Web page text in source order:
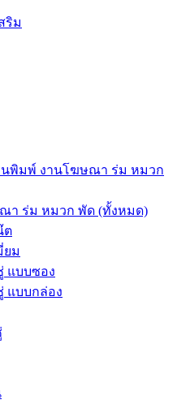
ริม
นพิมพ์ งานโฆษณา ร่ม หมวก
า ร่ม หมวก พัด (ทั้งหมด)
ต
ยม
แบบซอง
แบบกล่อง